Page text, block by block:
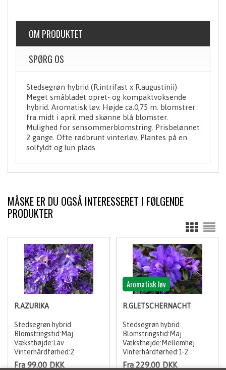
OM PRODUKTET
SPØRG OS
Stedsegrøn hybrid (R.intrifast x R.augustinii)
Meget småbladet opret- og kompaktvoksende
hybrid. Aromatisk løv. Højde ca.0,75 m. blomstrer
fra midt i april med skønne blå blomster.
Mulighed for sensommerblomstring. Prisbelønnet
2 gange. Ofte rødbrunt vinterløv. Plantes på en
solfyldt og lun plads.
MÅSKE ER DU OGSÅ INTERESSERET I FØLGENDE
PRODUKTER
R.AZURIKA
Stedsegrøn hybrid
Blomstringstid:Maj
Væksthøjde:Lav
Vinterhårdførhed:2
Fra 99,00 DKK
Aromatisk løv
R.GLETSCHERNACHT
Stedsegrøn hybrid
Blomstringstid:Maj
Væksthøjde:Mellemhøj
Vinterhårdførhed:1-2
Fra 229,00 DKK